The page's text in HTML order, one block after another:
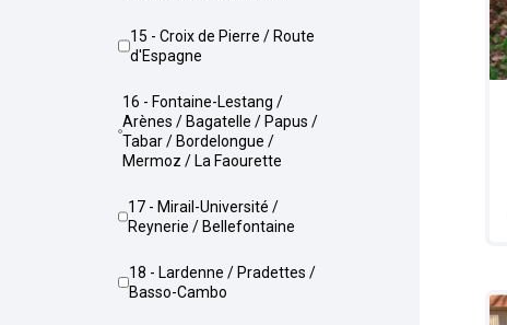
15 - Croix de Pierre / Route
d'Espagne
16 - Fontaine-Lestang /
Arènes / Bagatelle / Papus /
Tabar / Bordelongue /
Mermoz / La Faourette
17 - Mirail-Université /
Reynerie / Bellefontaine
18 - Lardenne / Pradettes /
Basso-Cambo